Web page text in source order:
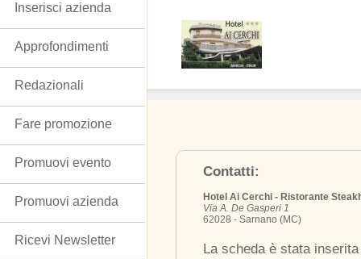
Contatti:
Hotel Ai Cerchi - Ristorante
Via A. De Gasperi 1
62028 - Sarnano (MC)
La scheda è stata
Inserisci azienda
Approfondimenti
Redazionali
Fare promozione
Promuovi evento
Promuovi azienda
Ricevi Newsletter